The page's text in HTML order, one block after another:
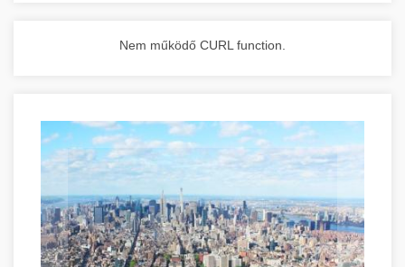
Nem működő CURL function.